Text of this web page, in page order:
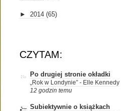
► 2014 (65)
CZYTAM:
Po drugiej stronie okładki
„Rok w Londynie” - Elle Kennedy
12 godzin temu
Subiektywnie o książkach